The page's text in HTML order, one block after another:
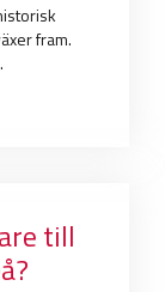
fram.
till